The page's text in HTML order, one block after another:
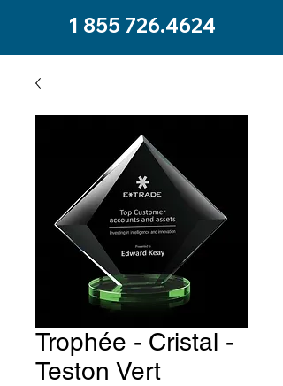
1 855 726.4624
Trophée - Cristal -
Teston Vert